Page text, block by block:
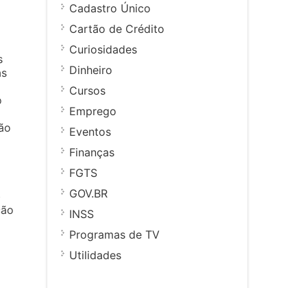
Cadastro Único
Cartão de Crédito
Curiosidades
Dinheiro
Cursos
Emprego
Eventos
Finanças
FGTS
GOV.BR
INSS
Programas de TV
Utilidades